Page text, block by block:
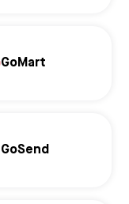
GoMart
GoSend